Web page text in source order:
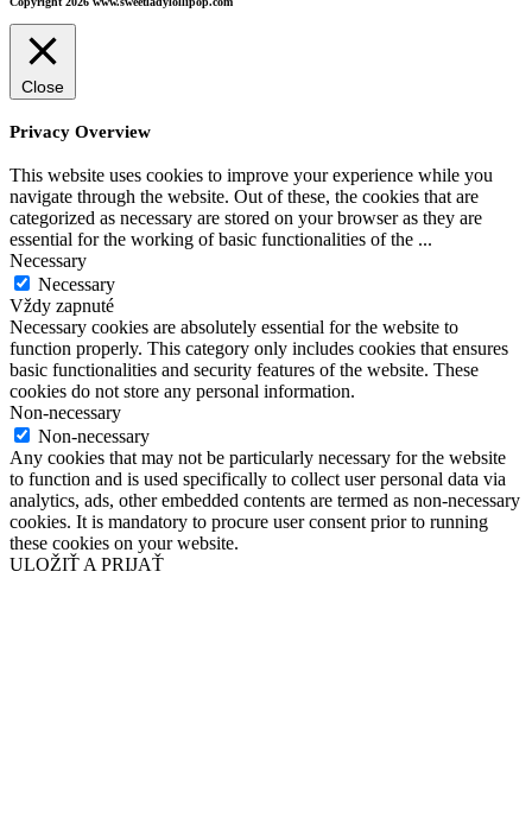
Close
Privacy Overview
This website uses cookies to improve your experience while you
navigate through the website. Out of these, the cookies that are
categorized as necessary are stored on your browser as they are
essential for the working of basic functionalities of the ...
Necessary
Necessary
Vždy zapnuté
Necessary cookies are absolutely essential for the website to
function properly. This category only includes cookies that ensures
basic functionalities and security features of the website. These
cookies do not store any personal information.
Non-necessary
Non-necessary
Any cookies that may not be particularly necessary for the website
to function and is used specifically to collect user personal data via
analytics, ads, other embedded contents are termed as non-necessary
cookies. It is mandatory to procure user consent prior to running
these cookies on your website.
ULOŽIŤ A PRIJAŤ